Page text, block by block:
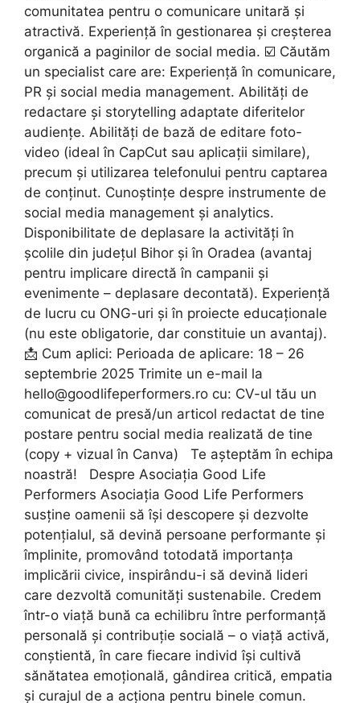
comunitatea pentru o comunicare unitară și
atractivă. Experiență în gestionarea și creșterea
organică a paginilor de social media. ☑️ Căutăm
un specialist care are: Experiență în comunicare,
PR și social media management. Abilități de
redactare și storytelling adaptate diferitelor
audiențe. Abilități de bază de editare foto-
video (ideal în CapCut sau aplicații similare),
precum și utilizarea telefonului pentru captarea
de conținut. Cunoștințe despre instrumente de
social media management și analytics.
Disponibilitate de deplasare la activități în
școlile din județul Bihor și în Oradea (avantaj
pentru implicare directă în campanii și
evenimente – deplasare decontată). Experiență
de lucru cu ONG-uri și în proiecte educaționale
(nu este obligatorie, dar constituie un avantaj).
📩 Cum aplici: Perioada de aplicare: 18 – 26
septembrie 2025 Trimite un e-mail la
hello@goodlifeperformers.ro cu: CV-ul tău un
comunicat de presă/un articol redactat de tine
postare pentru social media realizată de tine
(copy + vizual în Canva) Te așteptăm în echipa
noastră! Despre Asociația Good Life
Performers Asociația Good Life Performers
susține oamenii să își descopere și dezvolte
potențialul, să devină persoane performante și
împlinite, promovând totodată importanța
implicării civice, inspirându-i să devină lideri
care dezvoltă comunități sustenabile. Credem
într-o viață bună ca echilibru între performanță
personală și contribuție socială – o viață activă,
conștientă, în care fiecare individ își cultivă
sănătatea emoțională, gândirea critică, empatia
și curajul de a acționa pentru binele comun.